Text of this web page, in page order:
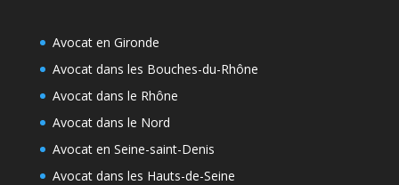
Avocat en Gironde
Avocat dans les Bouches-du-Rhône
Avocat dans le Rhône
Avocat dans le Nord
Avocat en Seine-saint-Denis
Avocat dans les Hauts-de-Seine